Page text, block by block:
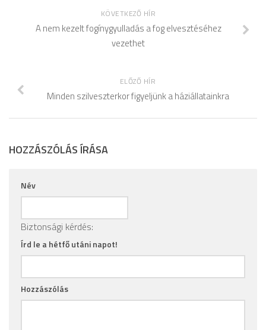
KÖVETKEZŐ HÍR
A nem kezelt fogínygyulladás a fog elvesztéséhez
vezethet
ELŐZŐ HÍR
Minden szilveszterkor figyeljünk a háziállatainkra
HOZZÁSZÓLÁS ÍRÁSA
Név
Biztonsági kérdés:
Írd le a hétfő utáni napot!
Hozzászólás